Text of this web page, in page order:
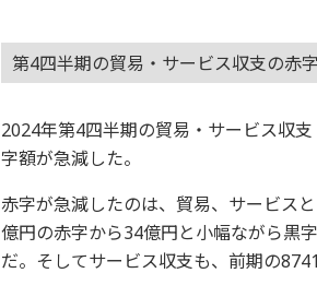
第4四半期の貿易・サービス収支の赤
2024年第4四半期の貿易・サービス収
字額が急減した。
赤字が急減したのは、貿易、サービス
億円の赤字から34億円と小幅ながら黒
だ。そしてサービス収支も、前期の